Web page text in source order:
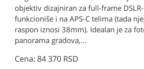
objektiv dizajniran za full-frame
funkcioniše i na APS-C telima (tada
raspon iznosi 38mm). Idealan je za
panorama gradova,...
Cena: 84 370 RSD